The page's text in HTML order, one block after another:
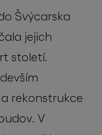
Švýcarska
jejich
století.
rekonstrukce
V